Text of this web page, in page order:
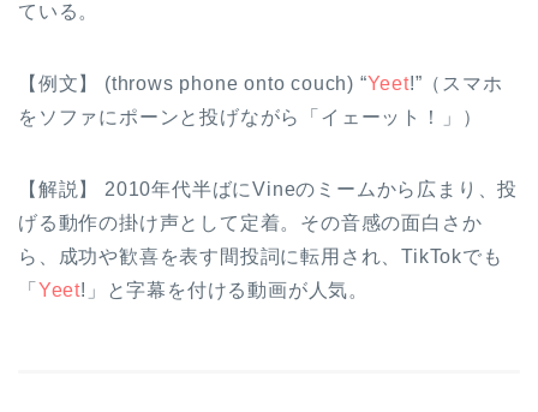
ている。
【例文】 (throws phone onto couch) “Yeet!”（スマホ
をソファにポーンと投げながら「イェーット！」）
【解説】 2010年代半ばにVineのミームから広まり、投
げる動作の掛け声として定着。その音感の面白さか
ら、成功や歓喜を表す間投詞に転用され、TikTokでも
「 Yeet!」と字幕を付ける動画が人気。